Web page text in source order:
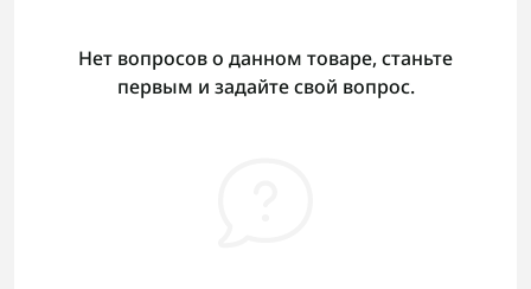
Нет вопросов о данном товаре, станьте
первым и задайте свой вопрос.